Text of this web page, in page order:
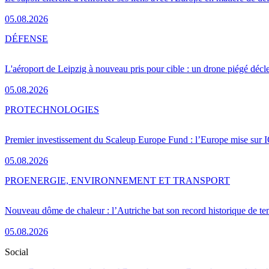
05.08.2026
L'aéroport de Leipzig à nouveau pris pour cible : un drone piégé
05.08.2026
DÉFENSE
Premier investissement du Scaleup Europe Fund : l’Europe mise sur
05.08.2026
PROTECHNOLOGIES
Nouveau dôme de chaleur : l’Autriche bat son record historique de
05.08.2026
PROENERGIE, ENVIRONNEMENT ET TRANSPORT
Social